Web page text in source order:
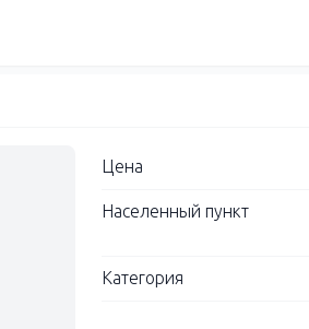
Цена
Населенный пункт
Категория